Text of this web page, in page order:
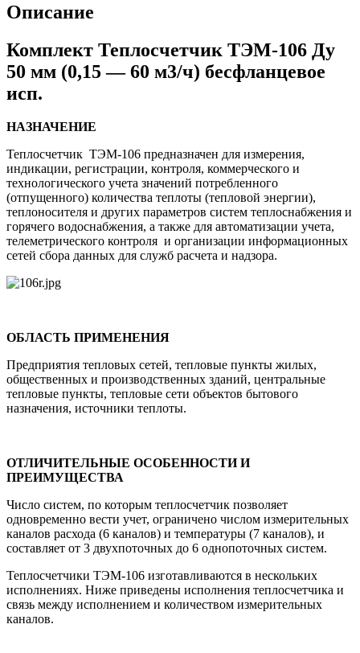
Описание
Комплект Теплосчетчик ТЭМ-106 Ду
50 мм (0,15 — 60 м3/ч) бесфланцевое
исп.
НАЗНАЧЕНИЕ
Теплосчетчик ТЭМ-106 предназначен для измерения,
индикации, регистрации, контроля, коммерческого и
технологического учета значений потребленного
(отпущенного) количества теплоты (тепловой энергии),
теплоносителя и других параметров систем теплоснабжения и
горячего водоснабжения, а также для автоматизации учета,
телеметрического контроля и организации информационных
сетей сбора данных для служб расчета и надзора.
ОБЛАСТЬ ПРИМЕНЕНИЯ
Предприятия тепловых сетей, тепловые пункты жилых,
общественных и производственных зданий, центральные
тепловые пункты, тепловые сети объектов бытового
назначения, источники теплоты.
ОТЛИЧИТЕЛЬНЫЕ ОСОБЕННОСТИ И
ПРЕИМУЩЕСТВА
Число систем, по которым теплосчетчик позволяет
одновременно вести учет, ограничено числом измерительных
каналов расхода (6 каналов) и температуры (7 каналов), и
составляет от 3 двухпоточных до 6 однопоточных систем.
Теплосчетчики ТЭМ-106 изготавливаются в нескольких
исполнениях. Ниже приведены исполнения теплосчетчика и
связь между исполнением и количеством измерительных
каналов.